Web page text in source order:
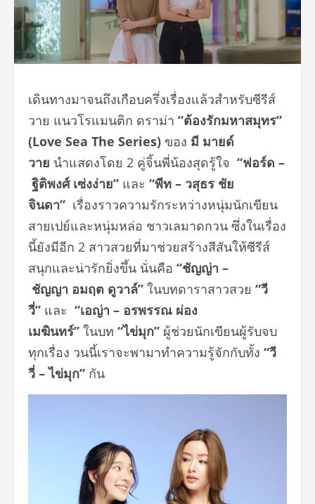
เดินทางมาจนถึงเกือบครึ่งเรื่องแล้วสำหรับซีรีส์
วาย แนวโรแมนติก ดราม่า “ต้องรักมหาสมุทร”
(Love Sea The Series) ของ มี มายด์
วาย นำแสดงโดย 2 คู่จิ้นพี่น้องสุดรู้ใจ “ฟอร์ด –
ฐิติพงศ์ เซ่งง่าย” และ “พีท – วสุธร ชัย
จินดา” เรื่องราวความรักระหว่างหนุ่มนักเขียน
สายเปย์และหนุ่มหล่อ ชาวเลมาดกวน ซึ่งในเรื่อง
นี้ยังมีอีก 2 สาวสวยที่มาช่วยสร้างสีสันให้ซีรีส์
สนุกและน่ารักยิ่งขึ้น นั่นคือ “ชัญญ่า –
ชัญญา อมฤต ดูวาล์” ในบทดาราสาวสวย “วี
วี่” และ “เอญ่า – อรพรรณ ผ่อง
เมฆินทร์” ในบท “ไข่มุก” ผู้ช่วยนักเขียนผู้รับจบ
ทุกเรื่อง วนนี้เราจะพามาทำความรู้จักกับทั้ง “วี
วี่ –ไข่มุก” กัน